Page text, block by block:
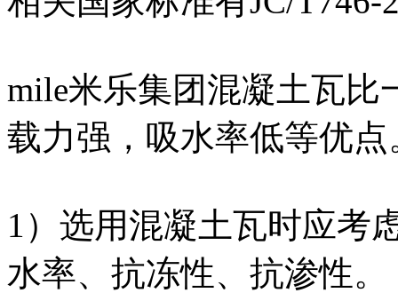
mile米乐集团混凝土瓦比
载力强，吸水率低等优点
1）选用混凝土瓦时应考
水率、抗冻性、抗渗性。